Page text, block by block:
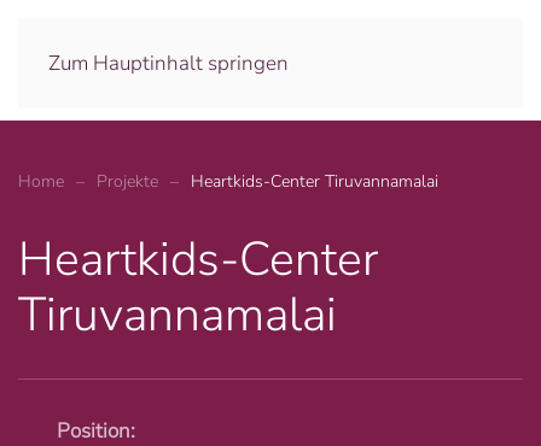
Zum Hauptinhalt springen
unglückliches Kind auf Erden gibt.
Home
Projekte Heartkids-Center Tiruvannamalai
Heartkids-Center
Tiruvannamalai
Position: